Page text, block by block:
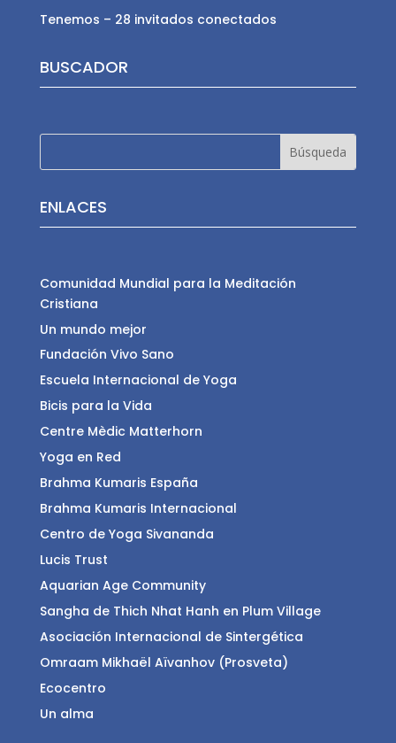
Tenemos – 28 invitados conectados
BUSCADOR
ENLACES
Comunidad Mundial para la Meditación
Cristiana
Un mundo mejor
Fundación Vivo Sano
Escuela Internacional de Yoga
Bicis para la Vida
Centre Mèdic Matterhorn
Yoga en Red
Brahma Kumaris España
Brahma Kumaris Internacional
Centro de Yoga Sivananda
Lucis Trust
Aquarian Age Community
Sangha de Thich Nhat Hanh en Plum Village
Asociación Internacional de Sintergética
Omraam Mikhaël Aïvanhov (Prosveta)
Ecocentro
Un alma